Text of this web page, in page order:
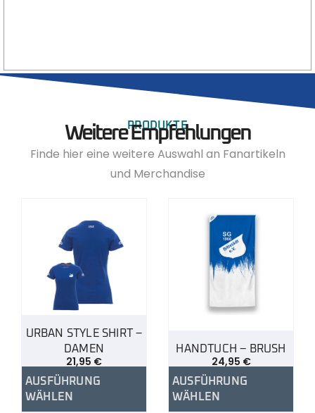
PRODUKTE
Weitere Empfehlungen
Finde hier eine weitere Auswahl an Fanartikeln
und Merchandise
URBAN STYLE SHIRT –
DAMEN
21,95 €
AUSFÜHRUNG
WÄHLEN
HANDTUCH – BRUSH
24,95 €
AUSFÜHRUNG
WÄHLEN